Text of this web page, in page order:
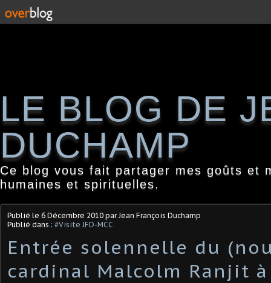
LE BLOG DE
DUCHAMP
Ce blog vous fait partager mes goûts et
humaines et spirituelles.
Publié le 6 Décembre 2010 par Jean François Duchamp
Publié dans : #Visite JFD-MCC
Entrée solennelle du
cardinal Malcolm Ranjit